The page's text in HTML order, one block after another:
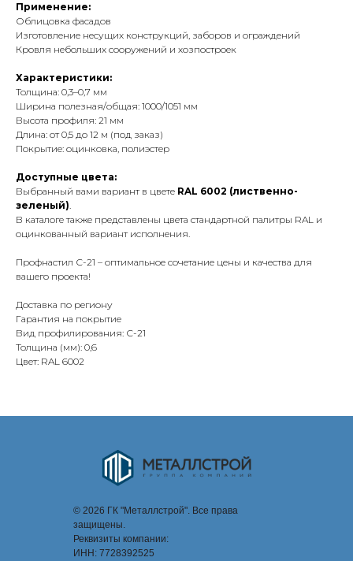
Применение:
Облицовка фасадов
Изготовление несущих конструкций, заборов и ограждений
Кровля небольших сооружений и хозпостроек
Характеристики:
Толщина: 0,3–0,7 мм
Ширина полезная/общая: 1000/1051 мм
Высота профиля: 21 мм
Длина: от 0,5 до 12 м (под заказ)
Покрытие: оцинковка, полиэстер
Доступные цвета:
Выбранный вами вариант в цвете RAL 6002 (лиственно-
зеленый).
В каталоге также представлены цвета стандартной палитры RAL и
оцинкованный вариант исполнения.
Профнастил С-21 – оптимальное сочетание цены и качества для
вашего проекта!
Доставка по региону
Гарантия на покрытие
Вид профилирования: С-21
Толщина (мм): 0,6
Цвет: RAL 6002
© 2026 ГК "Металлстрой". Все права
защищены.
Реквизиты компании:
ИНН: 7728392525